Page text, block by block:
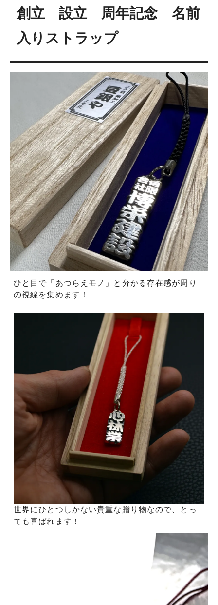
創立 設立 周年記念 名前
入りストラップ
ひと目で「あつらえモノ」と分かる存在感が周り
の視線を集めます！
世界にひとつしかない貴重な贈り物なので、とっ
ても喜ばれます！